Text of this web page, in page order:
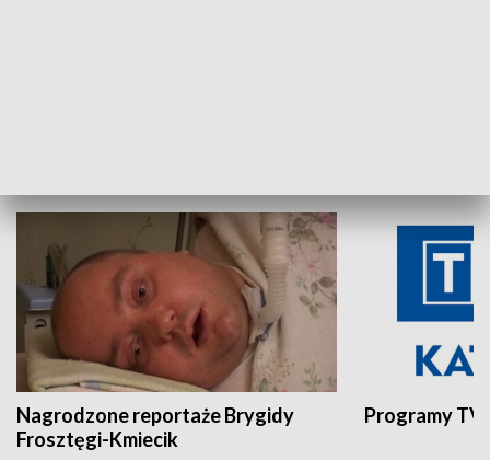
Nagrodzone reportaże Brygidy
Frosztęgi-Kmiecik
Programy